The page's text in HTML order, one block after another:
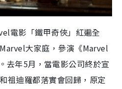
電影「鐵甲奇俠」紅遍全
大家庭，參演《Marvel
去年5月，當電影公司終於宣
祖迪羅都落實會回歸，原定